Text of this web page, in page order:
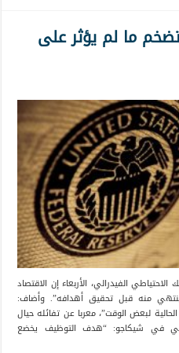
ما لم يؤثر على
الفيدرالي، الأربعاء إن الاقتصاد
منه قبل تحقيق أهدافه”. وأضاف:
لبعض الوقت”، معربا عن تفائله حيال
في شيكاجو: “هدف التوظيف يخضع